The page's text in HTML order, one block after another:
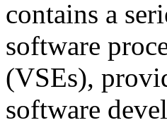
contains a
software
(VSEs),
software